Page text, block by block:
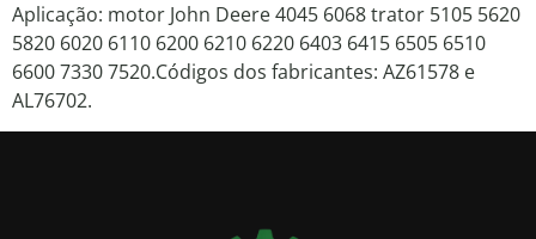
Aplicação: motor John Deere 4045 6068 trator 5105 5620
5820 6020 6110 6200 6210 6220 6403 6415 6505 6510
6600 7330 7520.Códigos dos fabricantes: AZ61578 e
AL76702.